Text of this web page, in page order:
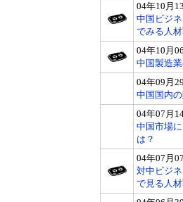
04年10月
中国ビジ
でみる人
04年10月
中国製造
04年09月
中国国内
04年07月
中国市場
は？
04年07月
対中ビジ
で見る人